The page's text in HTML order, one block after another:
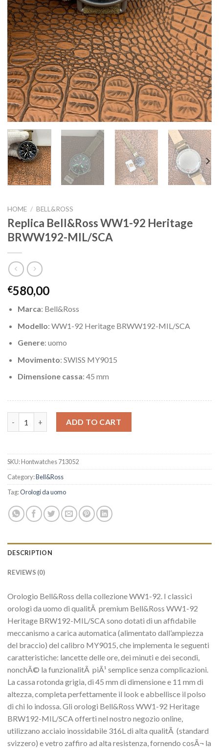
HOME / BELL&ROSS
Replica Bell&Ross WW1-92 Heritage
BRWW192-MIL/SCA
€580,00
Marca: Bell&Ross
Modello: WW1-92 Heritage BRWW192-MIL/SCA
Genere: uomo
Movimento: SWISS MY9015
Dimensione cassa: 45 mm
ADD TO CART
SKU:Hontwatches 713052
Category:Bell&Ross
Tag:Orologi da uomo
DESCRIPTION
REVIEWS (0)
Orologio Bell&Ross della collezione WW1-92. I classici
orologi da uomo di qualitÃ premium Bell&Ross WW1-92
Heritage BRW192-MIL/SCA sono dotati di un affidabile
meccanismo a carica automatica (alimentato dall’ampiezza
del braccio) del calibro MY9015, che implementa le seguenti
caratteristiche: lancette delle ore, dei minuti e dei secondi,
nonchÃ© la funzionalitÃ piÃ¹ semplice senza complicazioni.
La cassa rotonda grigia, di 45 mm di dimensione e 11 mm di
altezza, completa perfettamente il look e abbellisce il polso
di chi lo indossa. Gli orologi Bell&Ross WW1-92 Heritage
BRW192-MIL/SCA offerti nel nostro negozio online,
utilizzano acciaio inossidabile 316L di alta qualitÃ (standard
svizzero) e vetro zaffiro ad alta resistenza, fornendo cosÃ¬ la